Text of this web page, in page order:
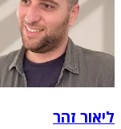
ליאור זהר